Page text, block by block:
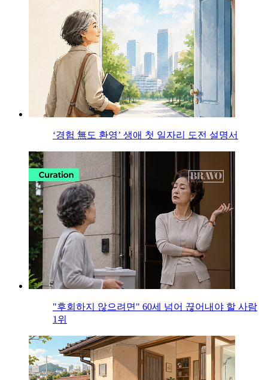
‘경험 無도 환영’ 생애 첫 일자리 도전 설명서
"후회하지 않으려면" 60세 넘어 끊어내야 할 사람
1위